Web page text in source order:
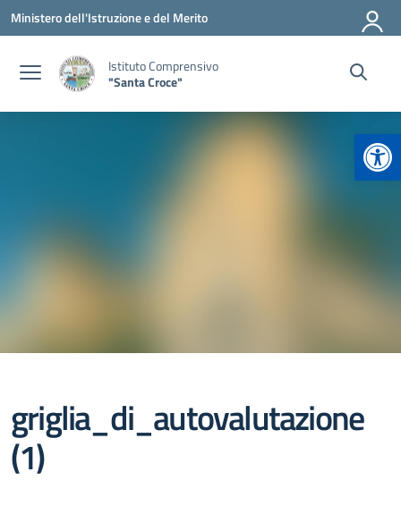
Vai ai contenuti
Vai al menu di navigazione
Vai al footer
Ministero dell'Istruzione e del Merito
Istituto Comprensivo
"Santa Croce"
griglia_di_autovalutazione
(1)